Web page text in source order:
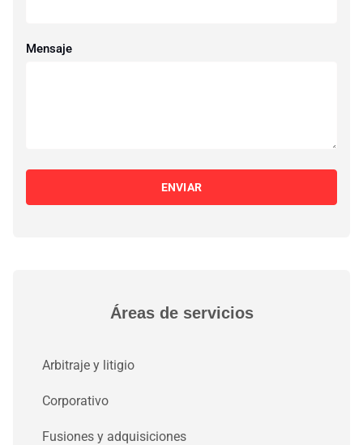
Mensaje
ENVIAR
Áreas de servicios
Arbitraje y litigio
Corporativo
Fusiones y adquisiciones